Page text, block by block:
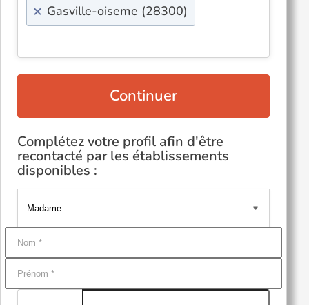
× Gasville-oiseme (28300)
Continuer
Complétez votre profil afin d'être
recontacté par les établissements
disponibles :